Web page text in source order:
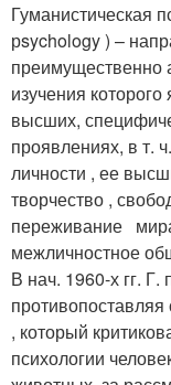
Гуманистическая
рsychology ) –
преимущественно
изучения
высших,
проявлениях, в т.
личности , ее
творчество ,
переживание
межличностное
В нач. 1960-х гг.
, который
психологии